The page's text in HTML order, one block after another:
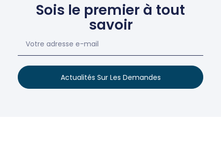
Sois le premier à tout
savoir
Actualités Sur Les Demandes